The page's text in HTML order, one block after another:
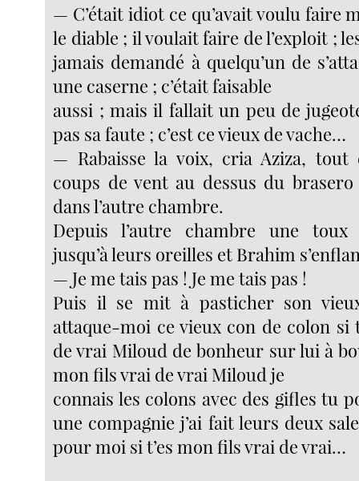
— C’était idiot ce qu’avait voulu faire
le diable ; il voulait faire de l’exploit ;
jamais demandé à quelqu’un de
une caserne ; c’était faisable
aussi ; mais il fallait un peu de
pas sa faute ; c’est ce vieux de vache…
— Rabaisse la voix, cria Aziza, tout
coups de vent au dessus du
dans l’autre chambre.
Depuis l’autre chambre une
jusqu’à leurs oreilles et Brahim
— Je me tais pas ! Je me tais pas !
Puis il se mit à pasticher son
attaque-moi ce vieux con de colon si
de vrai Miloud de bonheur sur lui à
mon fils vrai de vrai Miloud je
connais les colons avec des gifles tu
une compagnie j’ai fait leurs deux
pour moi si t’es mon fils vrai de vrai…